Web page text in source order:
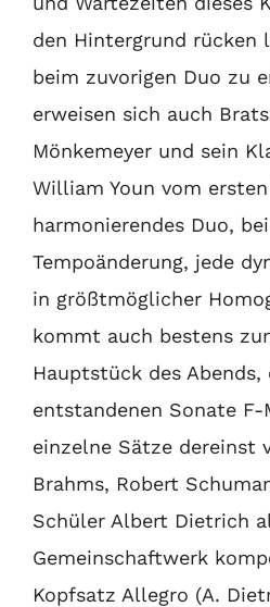
den Hintergrund rücken
beim zuvorigen Duo zu
erweisen sich auch
Mönkemeyer und sein
William Youn vom
harmonierendes Duo,
Tempoänderung, jede
in größtmöglicher
kommt auch bestens
Hauptstück des Abends,
entstandenen Sonate F-
einzelne Sätze dereinst
Brahms, Robert
Schüler Albert Dietrich
Gemeinschaftwerk
Kopfsatz Allegro (A.